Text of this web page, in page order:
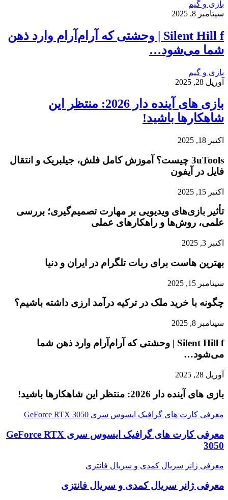
بازی و گیم
سپتامبر 8, 2025
Silent Hill f | وحشتی که آرام‌آرام وارد ذهن
شما می‌شود…
بازی و گیم
آوریل 28, 2025
بازی‌ های آینده دار 2026: منتظر این
شاهکارها باشید!
اکتبر 18, 2025
3uTools چیست؟ آموزش کامل فلش، جیلبریک و انتقال
فایل در آیفون
اکتبر 15, 2025
تأثیر بازی‌های ویدیویی بر مهارت تصمیم‌گیری؛ بررسی
علمی، روش‌ها و راهکارهای عملی
اکتبر 3, 2025
بهترین هاست برای ربات تلگرام در ایران و دنیا
سپتامبر 15, 2025
چگونه با خرید ملک در ترکیه درآمد ارزی داشته باشیم؟
سپتامبر 8, 2025
Silent Hill f | وحشتی که آرام‌آرام وارد ذهن شما
می‌شود…
آوریل 28, 2025
بازی‌ های آینده دار 2026: منتظر این شاهکارها باشید!
معرفی کارت های گرافیک ایسوس سری GeForce RTX 3050
معرفی کارت های گرافیک ایسوس سری GeForce RTX
3050
معرفی ژانر سریال کمدی و سریال فانتزی
معرفی ژانر سریال کمدی و سریال فانتزی